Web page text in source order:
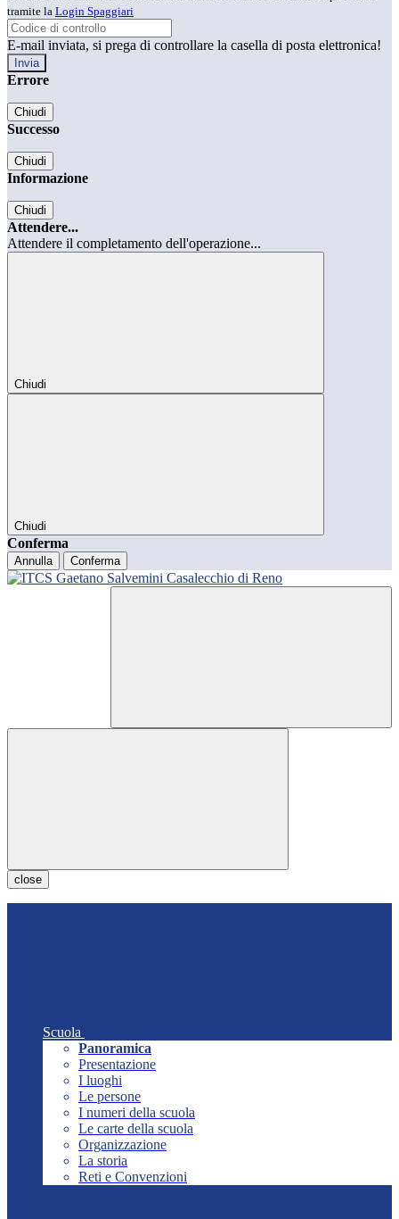
tramite la Login Spaggiari
E-mail inviata, si prega di controllare la casella di posta elettronica!
Errore
Chiudi
Successo
Chiudi
Informazione
Chiudi
Attendere...
Attendere il completamento dell'operazione...
Chiudi
Chiudi
Conferma
Annulla Conferma
close
Scuola
Panoramica
Presentazione
I luoghi
Le persone
I numeri della scuola
Le carte della scuola
Organizzazione
La storia
Reti e Convenzioni